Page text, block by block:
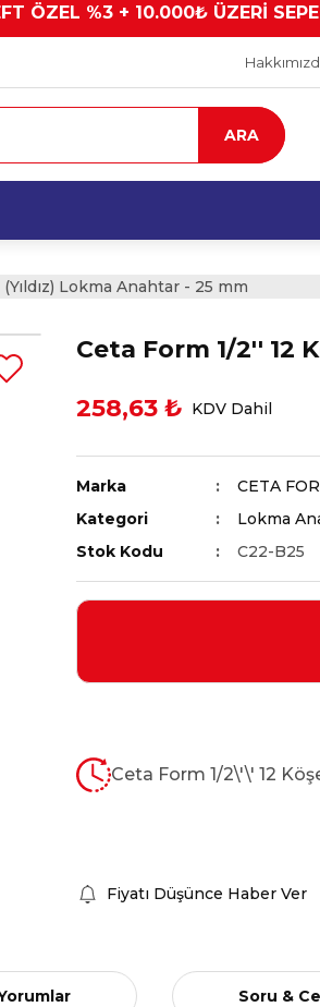
ÖZEL %3 + 10.000₺ ÜZERİ
ARA
Lokma Anahtar - 25 mm
Ceta Form 1/2'' 12
258,63 ₺ KDV Dahil
Marka
CETA
Kategori
Lokma
Stok Kodu
C22-B25
Ceta Form 1/2\'\' 12
Fiyatı Düşünce Haber Ver
Soru &